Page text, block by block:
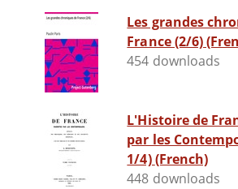
Les grandes
France (2/6)
454 downloads
L'Histoire de
par les
1/4) (French)
448 downloads